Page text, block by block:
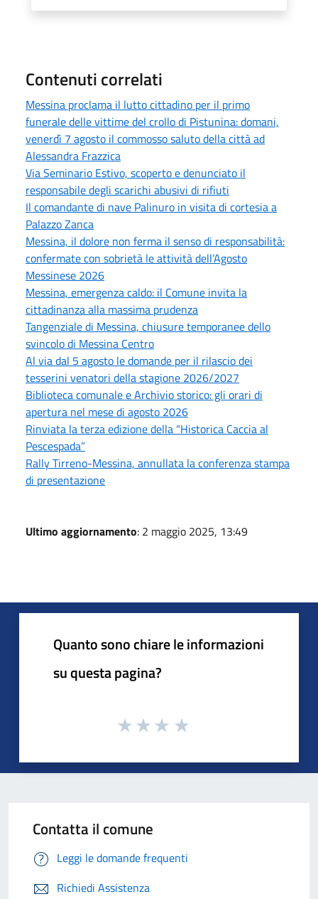
Contenuti correlati
Messina proclama il lutto cittadino per il primo
funerale delle vittime del crollo di Pistunina: domani,
venerdì 7 agosto il commosso saluto della città ad
Alessandra Frazzica
Via Seminario Estivo, scoperto e denunciato il
responsabile degli scarichi abusivi di rifiuti
Il comandante di nave Palinuro in visita di cortesia a
Palazzo Zanca
Messina, il dolore non ferma il senso di responsabilità:
confermate con sobrietà le attività dell’Agosto
Messinese 2026
Messina, emergenza caldo: il Comune invita la
cittadinanza alla massima prudenza
Tangenziale di Messina, chiusure temporanee dello
svincolo di Messina Centro
Al via dal 5 agosto le domande per il rilascio dei
tesserini venatori della stagione 2026/2027
Biblioteca comunale e Archivio storico: gli orari di
apertura nel mese di agosto 2026
Rinviata la terza edizione della “Historica Caccia al
Pescespada”
Rally Tirreno-Messina, annullata la conferenza stampa
di presentazione
Ultimo aggiornamento: 2 maggio 2025, 13:49
Quanto sono chiare le informazioni
su questa pagina?
Contatta il comune
Leggi le domande frequenti
Richiedi Assistenza